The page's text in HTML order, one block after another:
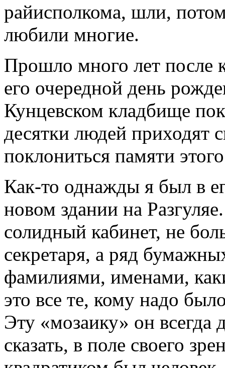
райисполкома, шли,
любили многие.
Прошло много лет после
его очередной день
Кунцевском кладбище
десятки людей приходят
поклониться памяти
Как-то однажды я был в
новом здании на
солидный кабинет, не
секретаря, а ряд
фамилиями, именами,
это все те, кому надо
Эту «мозаику» он всегда
сказать, в поле своего